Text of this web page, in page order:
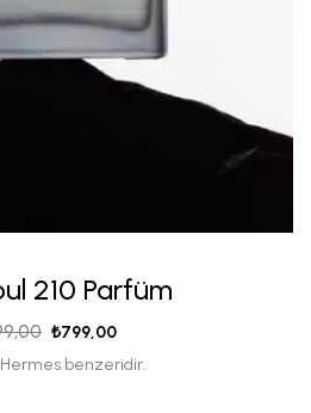
210 Parfüm
₺799,00
benzeridir.